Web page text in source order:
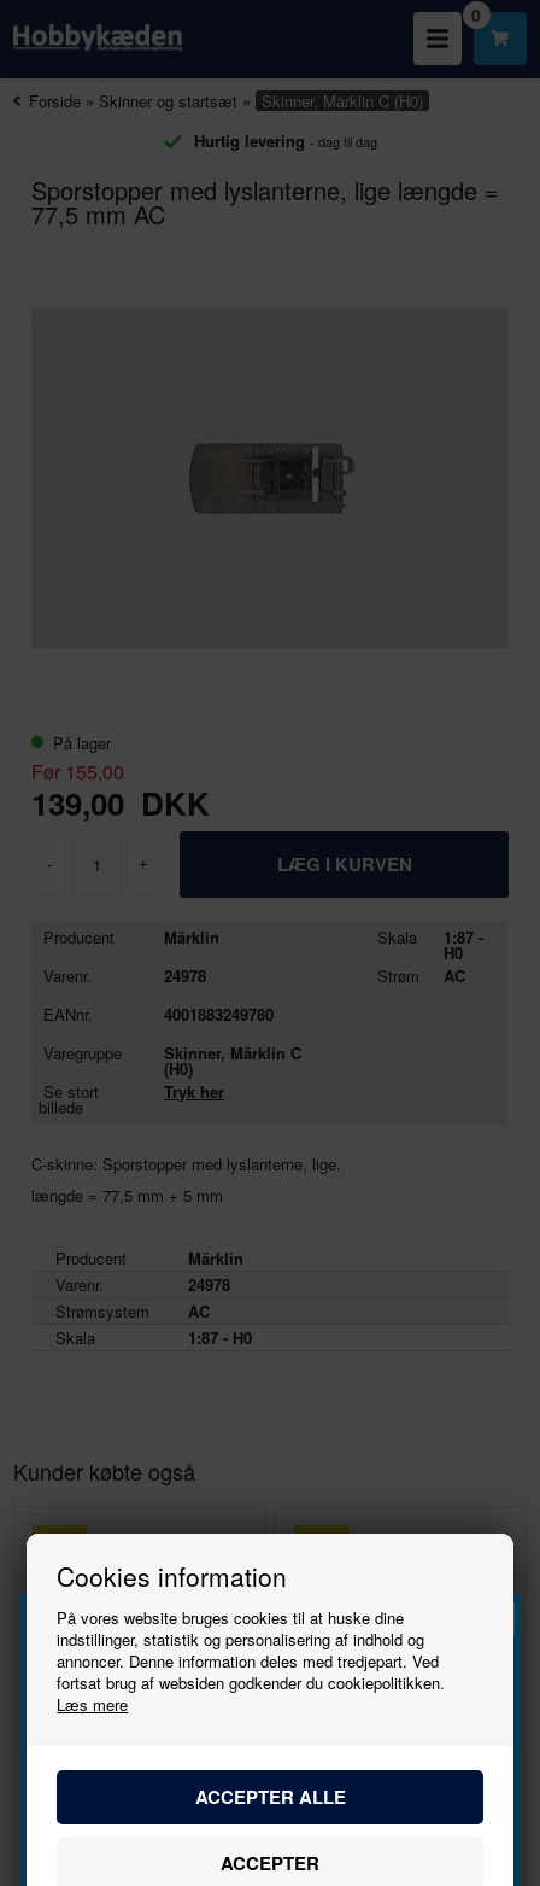
Cookies information
På vores website bruges cookies til at huske dine
indstillinger, statistik og personalisering af indhold og
annoncer. Denne information deles med tredjepart. Ved
fortsat brug af websiden godkender du cookiepolitikken.
Læs mere
0
Forside » Skinner og startsæt » Skinner, Märklin C (H0)
Hurtig levering - dag til dag
Sporstopper med lyslanterne, lige længde =
77,5 mm AC
På lager
Før 155,00
139,00 DKK
- +
Producent
Märklin
Varenr.
24978
EANnr.
4001883249780
Varegruppe
Skinner, Märklin C
(H0)
Se stort
billede
Tryk her
Skala 1:87 -
H0
Strøm
AC
C-skinne: Sporstopper med lyslanterne, lige.
længde = 77,5 mm + 5 mm
Producent
Märklin
Varenr.
24978
Strømsystem
AC
Skala
1:87 - H0
Kunder købte også
10%
Lige C-skinne, 188 mm AC
12%
Buet C-skinne, R2 = 437,5 mm,
Tilmeld
Bliv den første til at høre, når der kommer nye